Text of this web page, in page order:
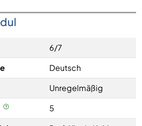
6/7
Deutsch
Unregelmäßig
5